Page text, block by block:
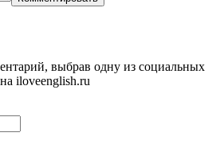
выбрав одну из социальных
iloveenglish.ru